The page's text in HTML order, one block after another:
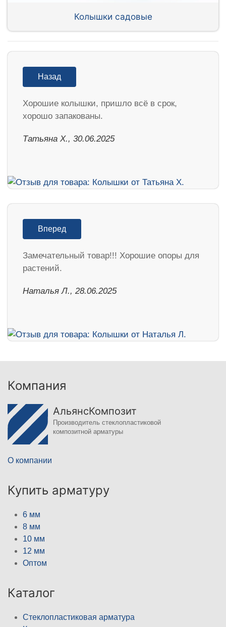
Колышки садовые
Назад
Хорошие колышки, пришло всё в срок,
хорошо запакованы.
Татьяна Х., 30.06.2025
Вперед
Замечательный товар!!! Хорошие опоры для
растений.
Наталья Л., 28.06.2025
Компания
АльянсКомпозит
Производитель стеклопластиковой
композитной арматуры
О компании
Купить арматуру
6 мм
8 мм
10 мм
12 мм
Оптом
Каталог
Стеклопластиковая арматура